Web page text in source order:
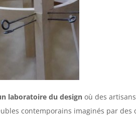
laboratoire du design où des
contemporains imaginés par des